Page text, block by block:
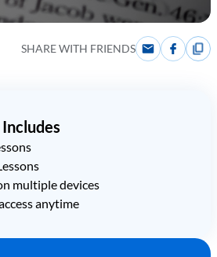
SHARE WITH FRIENDS
multiple devices
anytime